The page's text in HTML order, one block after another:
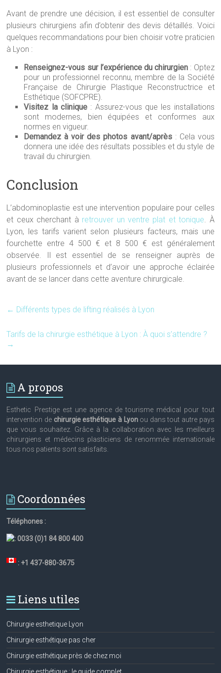
Avant de prendre une décision, il est essentiel de consulter
plusieurs chirurgiens afin d’obtenir des devis détaillés. Voici
quelques recommandations pour bien choisir votre praticien
à Lyon :
Renseignez-vous sur l’expérience du chirurgien : Optez
pour un professionnel reconnu, membre de la Société
Française de Chirurgie Plastique Reconstructrice et
Esthétique (SOFCPRE).
Visitez la clinique : Assurez-vous que les installations
sont modernes, bien équipées et conformes aux
normes en vigueur.
Demandez à voir des photos avant/après: Cela vous
donnera une idée des résultats possibles et du style de
travail du chirurgien.
Conclusion
L’abdominoplastie est une intervention populaire pour celles
et ceux cherchant à retrouver un ventre plat et tonique . À
Lyon, les tarifs varient selon plusieurs facteurs, mais une
fourchette entre 4 500 € et 8 500 € est généralement
observée. Il est essentiel de se renseigner auprès de
plusieurs professionnels et d’avoir une approche éclairée
avant de se lancer dans cette aventure chirurgicale.
← Différents types de lifting réalisés à Lyon
Tarifs de la chirurgie esthétique à Lyon : À quoi s’attendre ?
→
A propos
Esthetic Prestige est une agence de tourisme médical pour tout
intervention de chirurgie esthétique à Lyonou dans tout autre pays
que vous souhaitez. Grâce à la collaboration avec les meilleurs
chirurgiens et médecins plasticiens de renommée internationale
tous nos patients sont satisfaits.
Coordonnées
Téléphones :
:0033 (0)1 84 800 400
: +1 437-880-3675
Liens utiles
Chirurgie esthetique Lyon
Chirurgie esthétique pas cher
Chirurgie esthétique près de chez moi
Chirurgie esthétique : le guide complet